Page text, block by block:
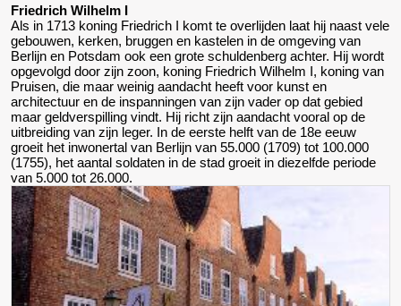
Friedrich Wilhelm I
Als in 1713 koning Friedrich I komt te overlijden laat hij naast vele
gebouwen, kerken, bruggen en kastelen in de omgeving van
Berlijn en Potsdam ook een grote schuldenberg achter. Hij wordt
opgevolgd door zijn zoon, koning Friedrich Wilhelm I, koning van
Pruisen, die maar weinig aandacht heeft voor kunst en
architectuur en de inspanningen van zijn vader op dat gebied
maar geldverspilling vindt. Hij richt zijn aandacht vooral op de
uitbreiding van zijn leger. In de eerste helft van de 18e eeuw
groeit het inwonertal van Berlijn van 55.000 (1709) tot 100.000
(1755), het aantal soldaten in de stad groeit in diezelfde periode
van 5.000 tot 26.000.